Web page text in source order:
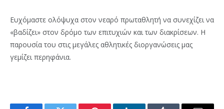
Ευχόμαστε ολόψυχα στον νεαρό πρωταθλητή να συνεχίζει να
«βαδίζει» στον δρόμο των επιτυχιών και των διακρίσεων. Η
παρουσία του στις μεγάλες αθλητικές διοργανώσεις μας
γεμίζει περηφάνια.